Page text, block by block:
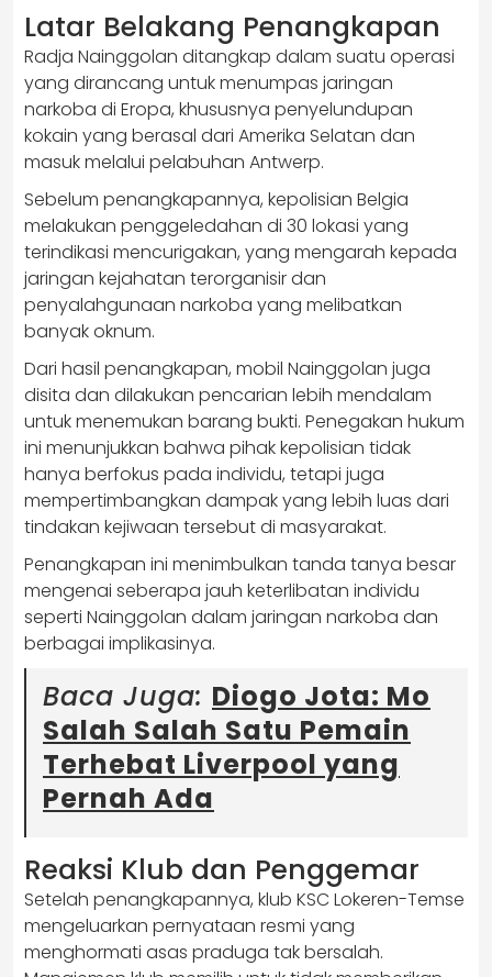
Latar Belakang Penangkapan
Radja Nainggolan ditangkap dalam suatu operasi
yang dirancang untuk menumpas jaringan
narkoba di Eropa, khususnya penyelundupan
kokain yang berasal dari Amerika Selatan dan
masuk melalui pelabuhan Antwerp.
Sebelum penangkapannya, kepolisian Belgia
melakukan penggeledahan di 30 lokasi yang
terindikasi mencurigakan, yang mengarah kepada
jaringan kejahatan terorganisir dan
penyalahgunaan narkoba yang melibatkan
banyak oknum.
Dari hasil penangkapan, mobil Nainggolan juga
disita dan dilakukan pencarian lebih mendalam
untuk menemukan barang bukti. Penegakan hukum
ini menunjukkan bahwa pihak kepolisian tidak
hanya berfokus pada individu, tetapi juga
mempertimbangkan dampak yang lebih luas dari
tindakan kejiwaan tersebut di masyarakat.
Penangkapan ini menimbulkan tanda tanya besar
mengenai seberapa jauh keterlibatan individu
seperti Nainggolan dalam jaringan narkoba dan
berbagai implikasinya.
Baca Juga: Diogo Jota: Mo
Salah Salah Satu Pemain
Terhebat Liverpool yang
Pernah Ada
Reaksi Klub dan Penggemar
Setelah penangkapannya, klub KSC Lokeren-Temse
mengeluarkan pernyataan resmi yang
menghormati asas praduga tak bersalah.